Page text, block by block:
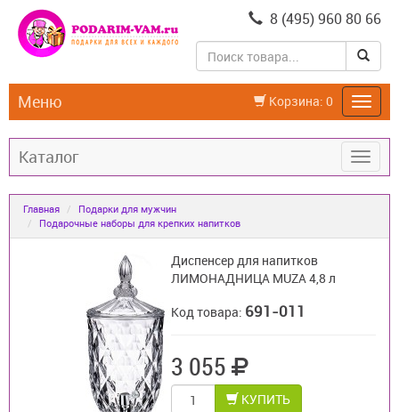
8 (495) 960 80 66
Корзина: 0
Меню
Каталог
Главная
Подарки для мужчин
Подарочные наборы для крепких напитков
Диспенсер для напитков
ЛИМОНАДНИЦА MUZA 4,8 л
Код товара: 691-011
3 055
КУПИТЬ